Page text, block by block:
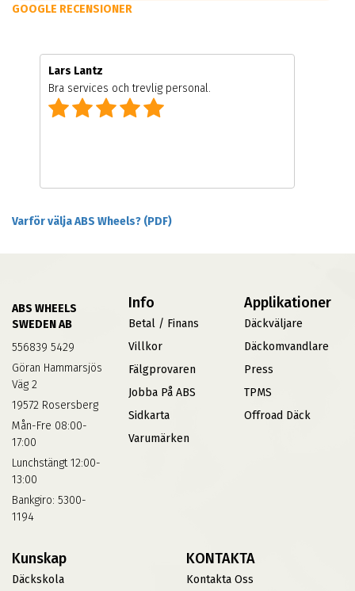
GOOGLE RECENSIONER
Lars Lantz
Bra services och trevlig personal.
Varför välja ABS Wheels? (PDF)
ABS WHEELS
SWEDEN AB
556839 5429
Göran Hammarsjös
Väg 2
19572 Rosersberg
Mån-Fre 08:00-
17:00
Lunchstängt 12:00-
13:00
Bankgiro: 5300-
1194
Info
Betal / Finans
Villkor
Fälgprovaren
Jobba På ABS
Sidkarta
Varumärken
Applikationer
Däckväljare
Däckomvandlare
Press
TPMS
Offroad Däck
Kunskap
Däckskola
KONTAKTA
Kontakta Oss